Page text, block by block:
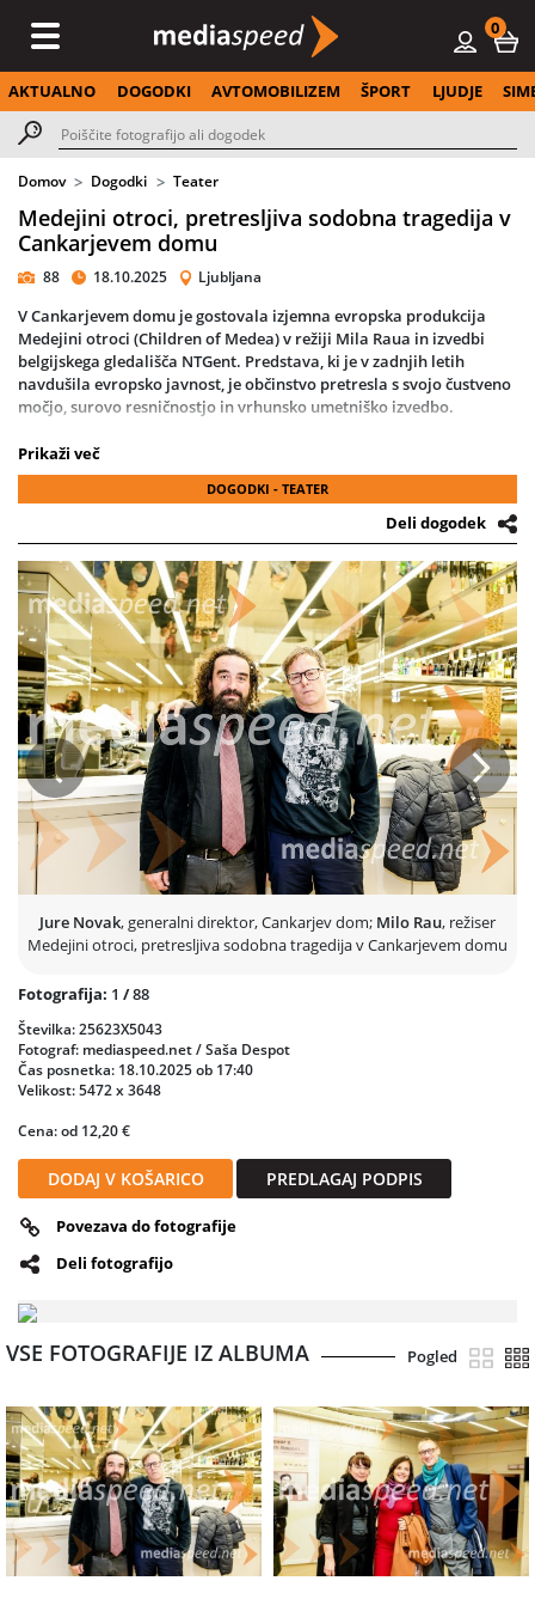
0
AKTUALNO DOGODKI AVTOMOBILIZEM ŠPORT LJUDJE
Domov Dogodki Teater
Medejini otroci, pretresljiva sodobna tragedija v
Cankarjevem domu
88 18.10.2025 Ljubljana
VCankarjevem domu je gostovala izjemna evropska produkcija
Medejini otroci (Children of Medea) v režiji Mila Raua in izvedbi
belgijskega gledališča NTGent. Predstava, ki je v zadnjih letih
navdušila evropsko javnost, je občinstvo pretresla s svojo čustveno
močjo, surovo resničnostjo in vrhunsko umetniško izvedbo.
V izhodišče Evripidove
perspektivo otrok – tistih, ki so pogostotihi pričevalci družinskega
. S prepletanjemigranih prizorov,
ustvarja gledališče,
ki briše meje med resničnostjo in fikcijo.
Predstava odpira vprašanja o odgovornosti, ljubezni in uničujoči
moči zlorabe, hkrati pa gledalca vabi k razmisleku o tem, kako
travme oblikujejo prihodnje generacije. »Medejini otroci« niso le
zgodba o maščevanju sopogled v notranji svet otrok, razpetih med
starševsko ljubeznijo in nasiljem, ki ga ne razumejo, a ga nosijo
naprej.
BelgijskiDe Morgen jo je označil za vznemirjajočo mojstrovino,
nizozemskiVolkskrant
pa za srce parajočo, ogleno črno tragedijo.
Predstava traja90 minut brez odmora, odigrana jev nizozemščini s
slovenskimi nadnapisi. Zaradinazornih prizorov nasiljani
primerna za mlajše od 16 let.
Prikaži več
DOGODKI - TEATER
Deli dogodek
Jure Novak, generalni direktor, Cankarjev dom; Milo Rau, režiser
Medejini otroci, pretresljiva sodobna tragedija v Cankarjevem domu
Prejšnja
Fotografija: 1 /88
Številka: 25623X5043
Fotograf: mediaspeed.net / Saša Despot
Čas posnetka: 18.10.2025 ob 17:40
Velikost: 5472 x 3648
Cena: od 12,20 €
DODAJ V KOŠARICO PREDLAGAJ PODPIS
Povezava do fotografije
Deli fotografijo
VSE FOTOGRAFIJE IZ ALBUMA Pogled